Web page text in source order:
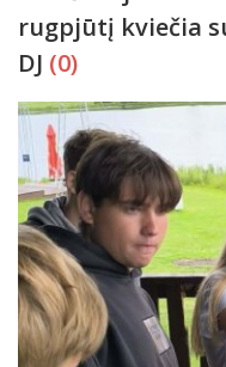
rugpjūtį kviečia
DJ (0)